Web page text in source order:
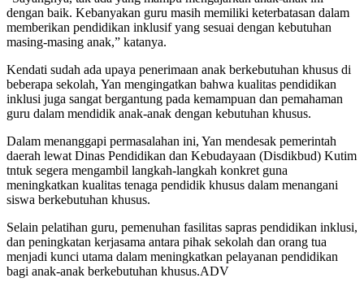
dengan baik. Kebanyakan guru masih memiliki keterbatasan dalam
memberikan pendidikan inklusif yang sesuai dengan kebutuhan
masing-masing anak,” katanya.
Kendati sudah ada upaya penerimaan anak berkebutuhan khusus di
beberapa sekolah, Yan mengingatkan bahwa kualitas pendidikan
inklusi juga sangat bergantung pada kemampuan dan pemahaman
guru dalam mendidik anak-anak dengan kebutuhan khusus.
Dalam menanggapi permasalahan ini, Yan mendesak pemerintah
daerah lewat Dinas Pendidikan dan Kebudayaan (Disdikbud) Kutim
tntuk segera mengambil langkah-langkah konkret guna
meningkatkan kualitas tenaga pendidik khusus dalam menangani
siswa berkebutuhan khusus.
Selain pelatihan guru, pemenuhan fasilitas sapras pendidikan inklusi,
dan peningkatan kerjasama antara pihak sekolah dan orang tua
menjadi kunci utama dalam meningkatkan pelayanan pendidikan
bagi anak-anak berkebutuhan khusus.ADV